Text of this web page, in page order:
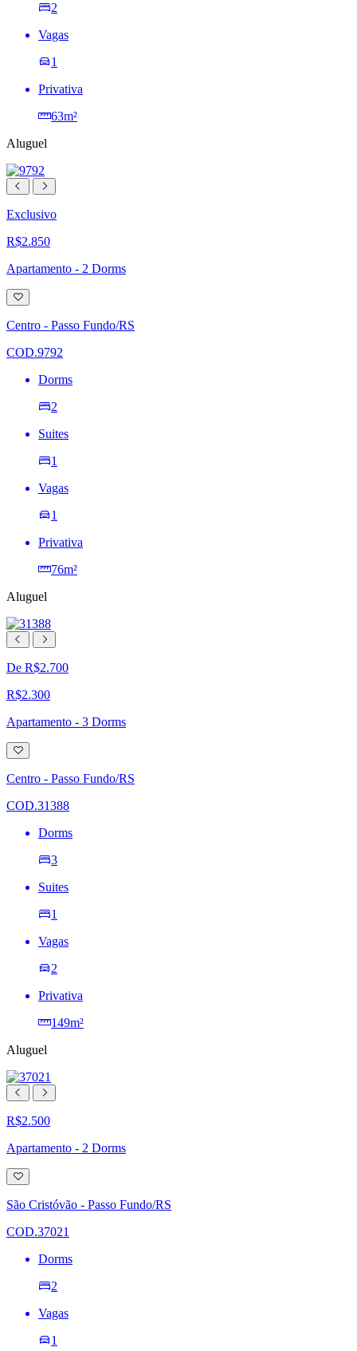
2
Vagas
1
Privativa
63m²
Aluguel
Exclusivo
R$2.850
Apartamento - 2 Dorms
Adicionar
à
lista
de
Centro - Passo Fundo/RS
COD.9792
Dorms
2
Suites
1
Vagas
1
Privativa
76m²
Aluguel
De R$2.700
R$2.300
Apartamento - 3 Dorms
Adicionar
à
lista
de
Centro - Passo Fundo/RS
COD.31388
Dorms
3
Suites
1
Vagas
2
Privativa
149m²
Aluguel
R$2.500
Apartamento - 2 Dorms
Adicionar
à
lista
de
São Cristóvão - Passo Fundo/RS
COD.37021
Dorms
2
Vagas
1